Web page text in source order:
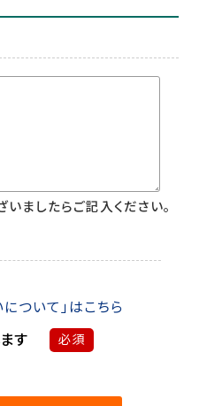
ましたらご記入ください。
ついて」はこちら
す 必須